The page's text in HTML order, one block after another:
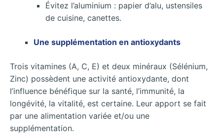
Évitez l’aluminium : papier d’alu, ustensiles
de cuisine, canettes.
Une supplémentation en antioxydants
Trois vitamines (A, C, E) et deux minéraux (Sélénium,
Zinc) possèdent une activité antioxydante, dont
l’influence bénéfique sur la santé, l’immunité, la
longévité, la vitalité, est certaine. Leur apport se fait
par une alimentation variée et/ou une
supplémentation.